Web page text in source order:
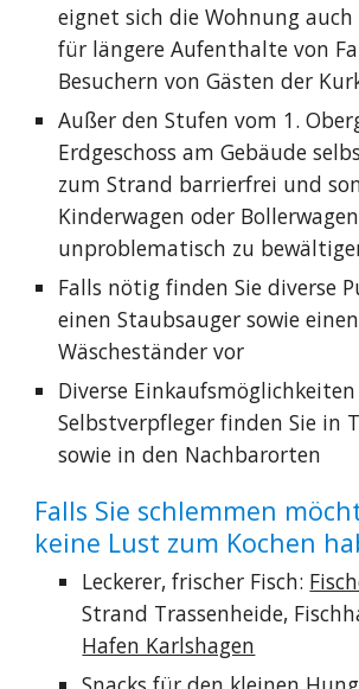
eignet sich die Wohnung
für längere Aufenthalte von
Besuchern von Gästen der
Außer den Stufen vom 1.
Erdgeschoss am Gebäude
zum Strand barrierfrei und
Kinderwagen oder Bollerwagen
unproblematisch zu
Falls nötig finden Sie diverse
einen Staubsauger sowie einen
Wäscheständer vor
Diverse
Selbstverpfleger finden Sie in
sowie in den Nachbarorten
Falls Sie schlemmen
keine Lust zum Kochen
Leckerer, frischer Fisch:
Strand Trassenheide,
Hafen Karlshagen